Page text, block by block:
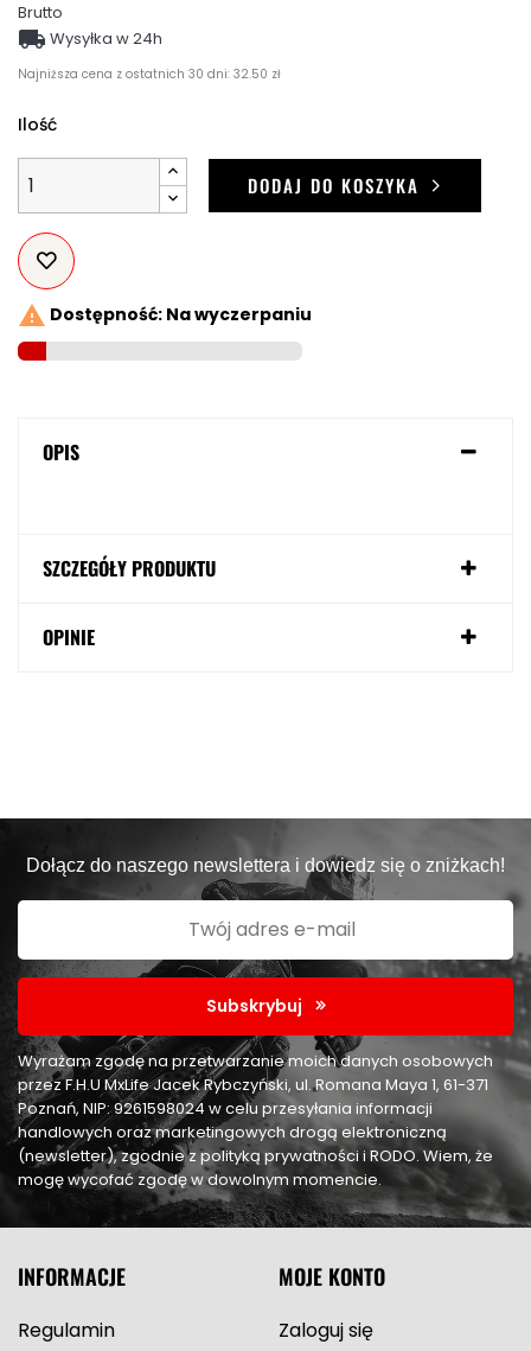
Brutto
Najniższa cena z ostatnich 30 dni: 32.50 zł
 Wysyłka w 24h
Ilość
DODAJ DO KOSZYKA
 Dostępność: Na wyczerpaniu
OPIS
SZCZEGÓŁY PRODUKTU
OPINIE
Dołącz do naszego newslettera i dowiedz się o zniżkach!
Subskrybuj
Wyrażam zgodę na przetwarzanie moich danych osobowych
przez F.H.U MxLife Jacek Rybczyński, ul. Romana Maya 1, 61-371
Poznań, NIP: 9261598024 w celu przesyłania informacji
handlowych oraz marketingowych drogą elektroniczną
(newsletter), zgodnie z polityką prywatności i RODO. Wiem, że
mogę wycofać zgodę w dowolnym momencie.
INFORMACJE
Regulamin
MOJE KONTO
Zaloguj się